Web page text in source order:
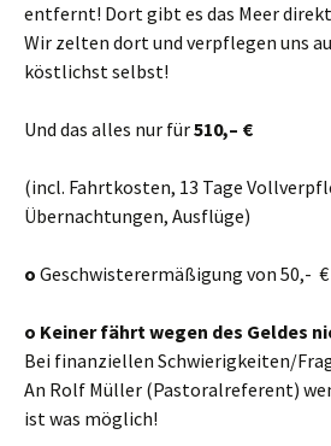
entfernt! Dort gibt es das Meer
Wir zelten dort und verpflegen uns
köstlichst selbst!
Und das alles nur für510,– €
(incl. Fahrtkosten, 13 Tage
Übernachtungen, Ausflüge)
o Geschwisterermäßigung von 50,- €
o Keiner fährt wegen des Geldes
Bei finanziellen Schwierigkeiten/
An Rolf Müller (Pastoralreferent)
ist was möglich!